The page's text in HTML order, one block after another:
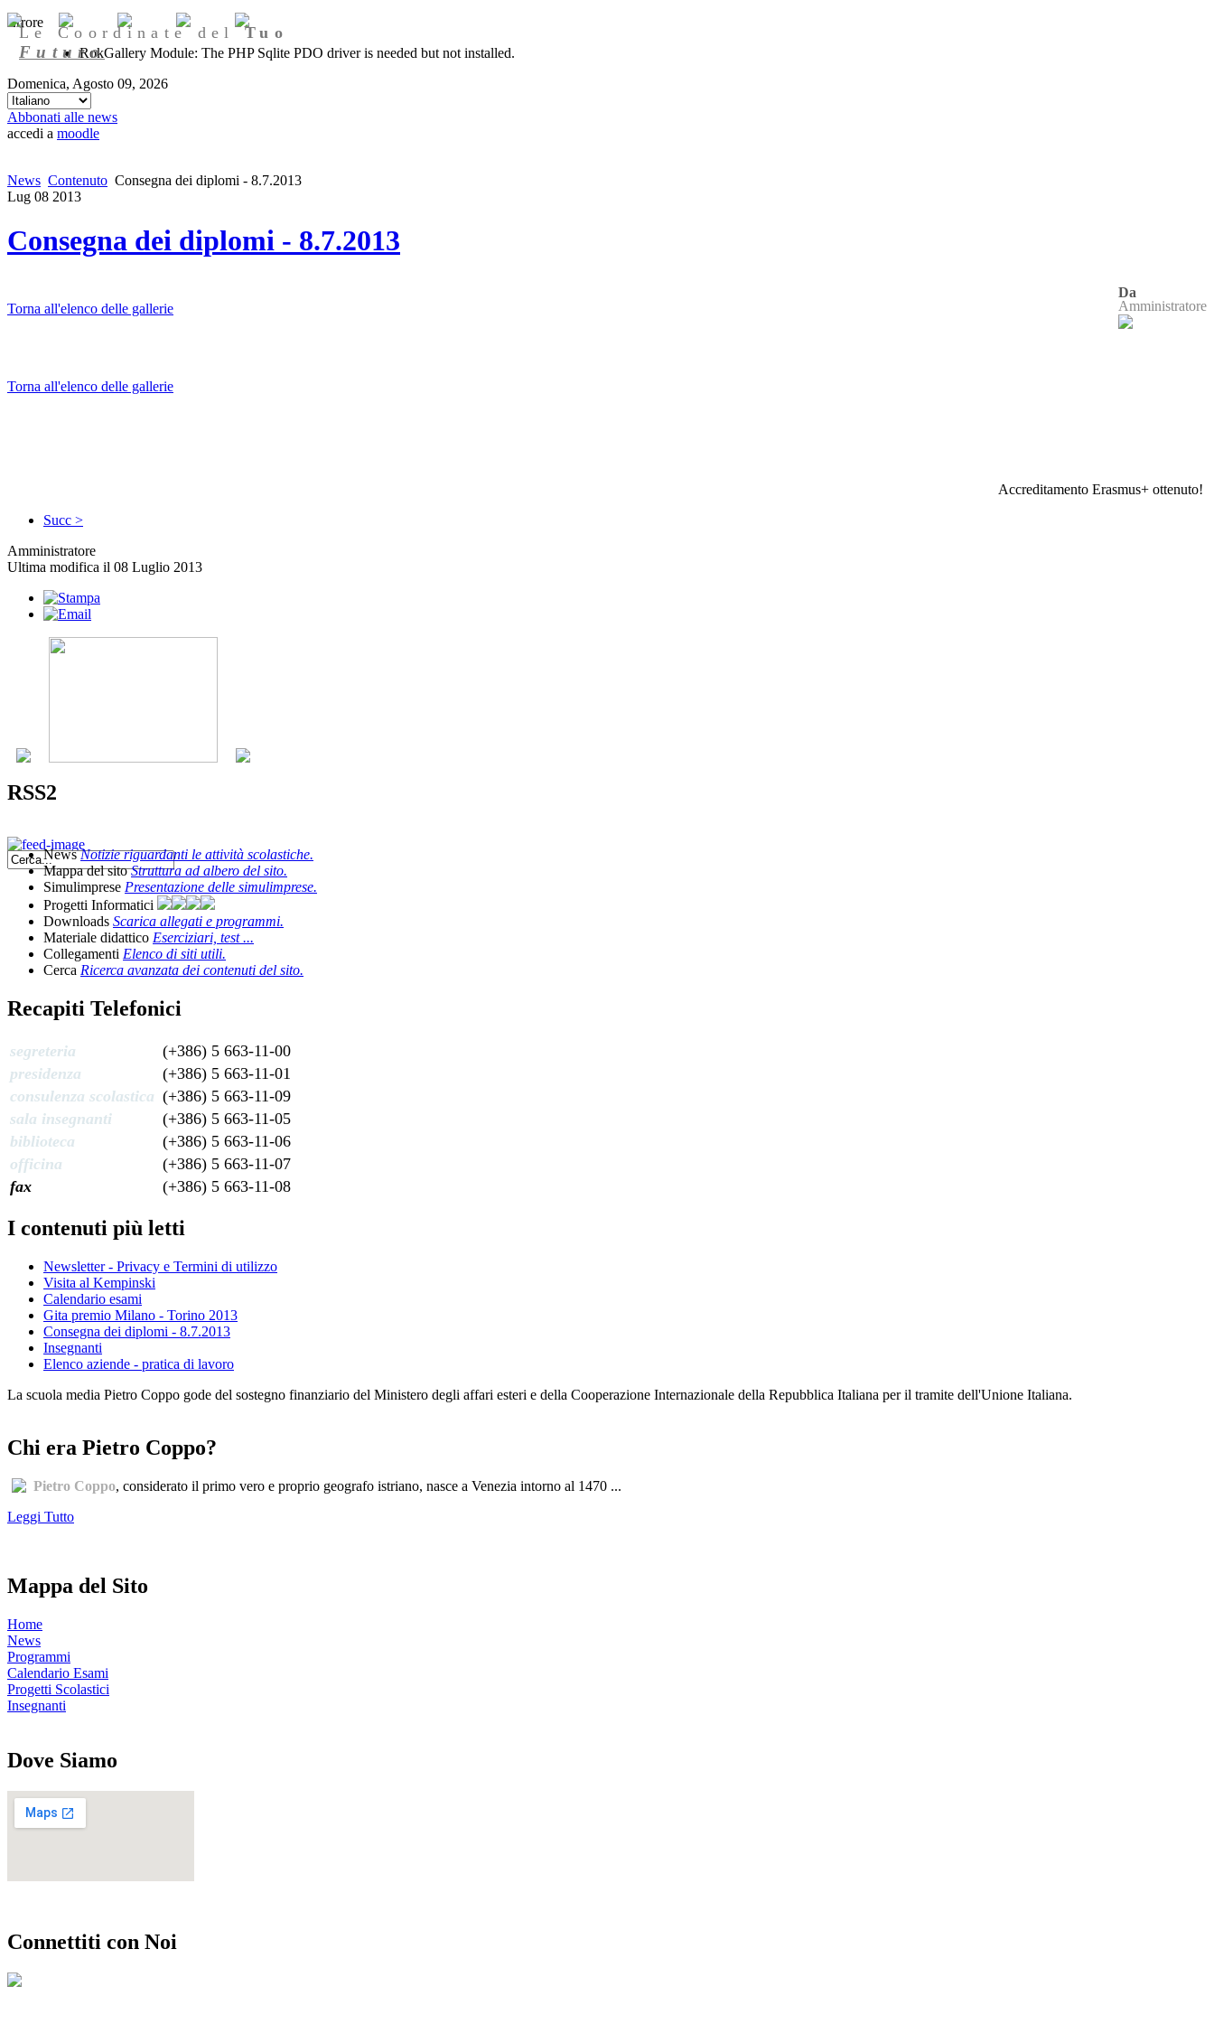
Errore
RokGallery Module: The PHP Sqlite PDO driver is needed but not installed.
Domenica, Agosto 09, 2026
Abbonati alle news
accedi a moodle
Le Coordinate delTuo
Futuro
News Contenuto Consegna dei diplomi - 8.7.2013
Lug 08 2013
Consegna dei diplomi - 8.7.2013
Da
Amministratore
Torna all'elenco delle gallerie
Torna all'elenco delle gallerie
Accreditamento Erasmus+ ottenuto!
Succ >
Amministratore
Ultima modifica il 08 Luglio 2013
RSS2
NewsNotizie riguardanti le attività scolastiche.
Mappa del sitoStruttura ad albero del sito.
Simulimprese Presentazione delle simulimprese.
Progetti Informatici
Downloads Scarica allegati e programmi.
Materiale didattico Eserciziari, test ...
Collegamenti Elenco di siti utili.
Cerca Ricerca avanzata dei contenuti del sito.
Recapiti Telefonici
segreteria
(+386) 5 663-11-00
presidenza
(+386) 5 663-11-01
consulenza scolastica (+386) 5 663-11-09
sala insegnanti
(+386) 5 663-11-05
biblioteca
(+386) 5 663-11-06
officina
(+386) 5 663-11-07
fax
(+386) 5 663-11-08
I contenuti più letti
Newsletter - Privacy e Termini di utilizzo
Visita al Kempinski
Calendario esami
Gita premio Milano - Torino 2013
Consegna dei diplomi - 8.7.2013
Insegnanti
Elenco aziende - pratica di lavoro
La scuola media Pietro Coppo gode del sostegno finanziario del Ministero degli affari esteri e della Cooperazione Internazionale della Repubblica Italiana per il tramite dell'Unione Italiana.
Chi era Pietro Coppo?
Pietro Coppo, considerato il primo vero e proprio geografo istriano, nasce a Venezia intorno al 1470 ...
Leggi Tutto
Mappa del Sito
Home
News
Programmi
Calendario Esami
Progetti Scolastici
Insegnanti
Dove Siamo
Connettiti con Noi